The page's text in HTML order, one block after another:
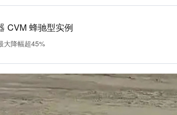
CVM 蜂驰型实例
大降幅超45%